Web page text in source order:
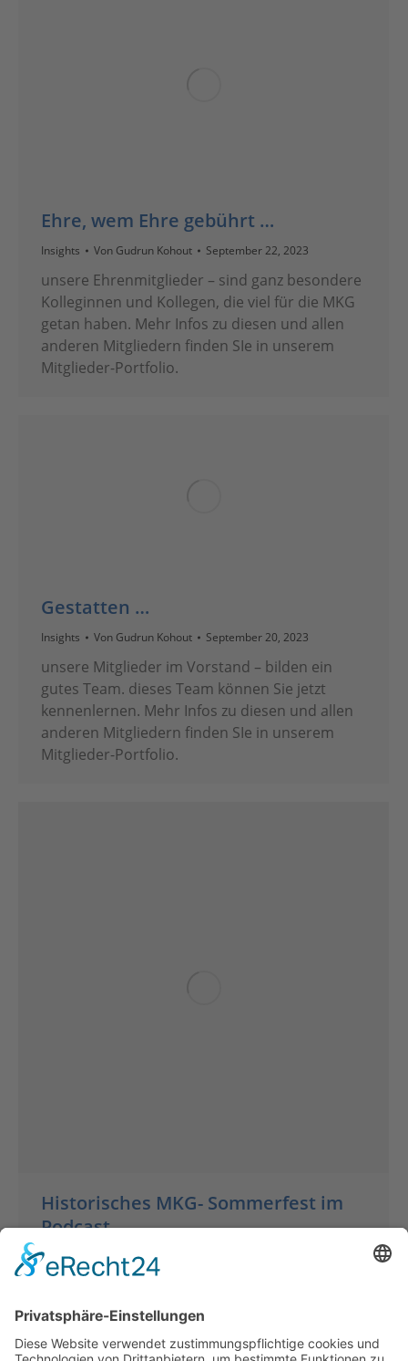
Ehre, wem Ehre gebührt …
Insights Von Gudrun Kohout September 22, 2023
unsere Ehrenmitglieder – sind ganz besondere
Kolleginnen und Kollegen, die viel für die MKG
getan haben. Mehr Infos zu diesen und allen
anderen Mitgliedern finden SIe in unserem
Mitglieder-Portfolio.
Gestatten …
Insights Von Gudrun Kohout September 20, 2023
unsere Mitglieder im Vorstand – bilden ein
gutes Team. dieses Team können Sie jetzt
kennenlernen. Mehr Infos zu diesen und allen
anderen Mitgliedern finden SIe in unserem
Mitglieder-Portfolio.
Historisches MKG- Sommerfest im
Podcast
Insights Von Gudrun Kohout
Veranstaltungen sind auch 130 Jahre später
noch eine INspiration, so z.B. für Beat Hofer
aus Zürich Er widmete dem 25-jährigen